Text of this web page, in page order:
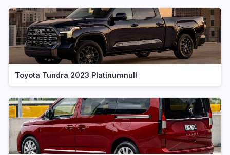
Toyota Tundra 2023 Platinumnull